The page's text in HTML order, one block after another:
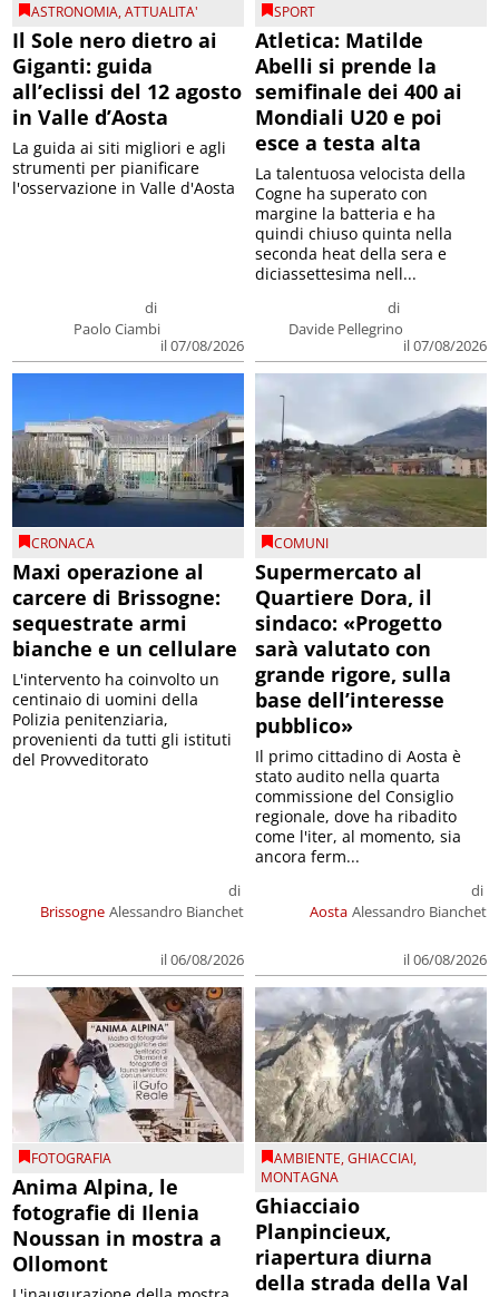
ASTRONOMIA,ATTUALITA'
Il Sole nero dietro ai
Giganti: guida
all’eclissi del 12 agosto
in Valle d’Aosta
di
Paolo Ciambi
il 07/08/2026
La guida ai siti migliori e agli
strumenti per pianificare
l'osservazione in Valle d'Aosta
SPORT
Atletica: Matilde
Abelli si prende la
semifinale dei 400 ai
Mondiali U20 e poi
esce a testa alta
di
Davide Pellegrino
il 07/08/2026
La talentuosa velocista della
Cogne ha superato con
margine la batteria e ha
quindi chiuso quinta nella
seconda heat della sera e
diciassettesima nell...
CRONACA
Maxi operazione al
carcere di Brissogne:
sequestrate armi
bianche e un cellulare
Brissogne
di
Alessandro Bianchet
il 06/08/2026
L'intervento ha coinvolto un
centinaio di uomini della
Polizia penitenziaria,
provenienti da tutti gli istituti
del Provveditorato
COMUNI
Supermercato al
Quartiere Dora, il
sindaco: «Progetto
sarà valutato con
grande rigore, sulla
base dell’interesse
pubblico»
Aosta
di
Alessandro Bianchet
il 06/08/2026
Il primo cittadino di Aosta è
stato audito nella quarta
commissione del Consiglio
regionale, dove ha ribadito
come l'iter, al momento, sia
ancora ferm...
FOTOGRAFIA
Anima Alpina, le
fotografie di Ilenia
Noussan in mostra a
Ollomont
AMBIENTE,GHIACCIAI,
MONTAGNA
Ghiacciaio
Planpincieux,
riapertura diurna
della strada della Val